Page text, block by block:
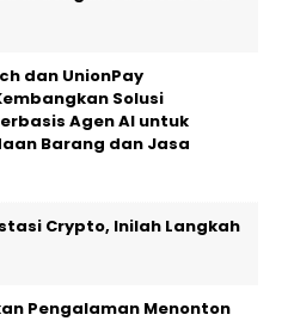
dan UnionPay
Solusi
Agen AI untuk
Barang dan Jasa
Crypto, Inilah Langkah
Pengalaman Menonton